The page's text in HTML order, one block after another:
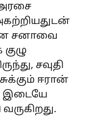
அரசை
சனாவை
சவுதி
ஈரான்
இடையே